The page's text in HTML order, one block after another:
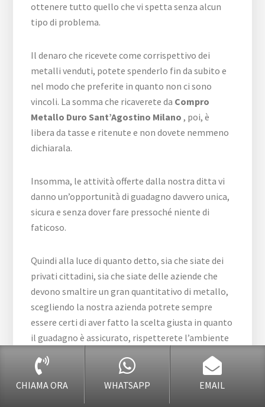
ottenere tutto quello che vi spetta senza alcun
tipo di problema.
Il denaro che ricevete come corrispettivo dei
metalli venduti, potete spenderlo fin da subito e
nel modo che preferite in quanto non ci sono
vincoli. La somma che ricaverete da Compro
Metallo Duro Sant’Agostino Milano, poi, è
libera da tasse e ritenute e non dovete nemmeno
dichiarala.
Insomma, le attività offerte dalla nostra ditta vi
danno un’opportunità di guadagno davvero unica,
sicura e senza dover fare pressoché niente di
faticoso.
Quindi alla luce di quanto detto, sia che siate dei
privati cittadini, sia che siate delle aziende che
devono smaltire un gran quantitativo di metallo,
scegliendo la nostra azienda potrete sempre
essere certi di aver fatto la scelta giusta in quanto
il guadagno è assicurato, rispetterete l’ambiente
e farete
in modo tale che i materiali vengano riciclati e
riutilizzati.
CHIAMA ORA WHATSAPP EMAIL